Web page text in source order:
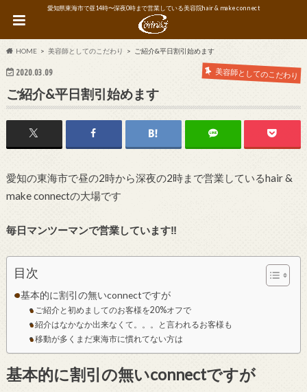
愛知県東海市で昼14時〜深夜0時まで営業している美容院hair & make connect
HOME 美容師としてのこだわり ご紹介&平日割引始めます
2020.03.09 美容師としてのこだわり
ご紹介&平日割引始めます
愛知の東海市で昼の2時から深夜の2時まで営業しているhair &
make connectの大場です
毎日マンツーマンで営業しています‼︎
目次
基本的に割引の無いconnectですが
ご紹介と初めましてのお客様を20%オフで
紹介はなかなか出来なくて。。。と言われるお客様も
移動が多くまだ東海市に慣れてない方は
基本的に割引の無いconnectですが